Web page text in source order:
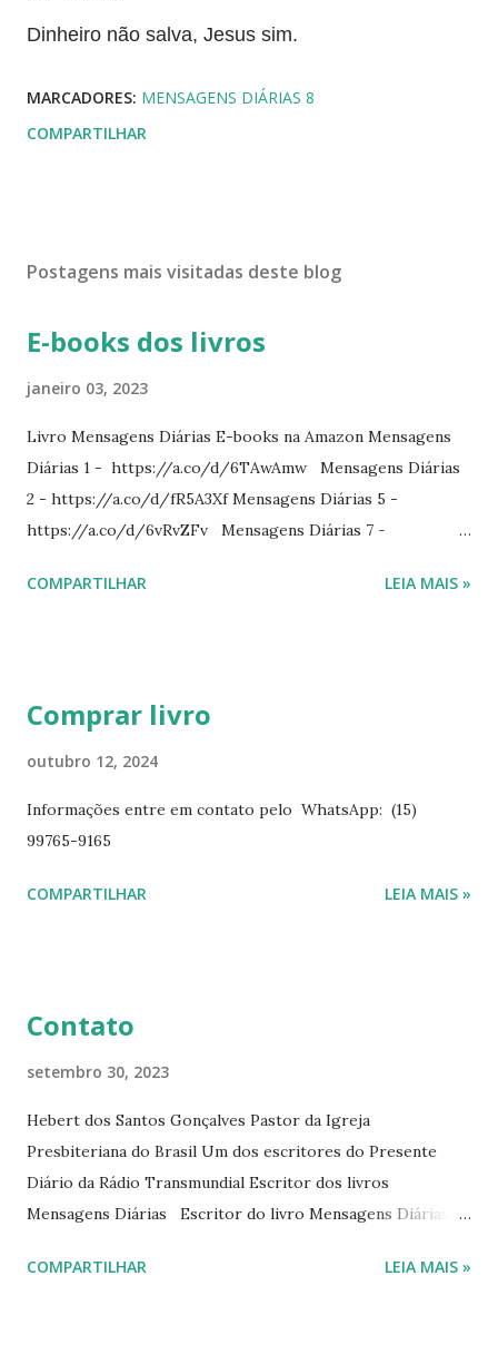
Dinheiro não salva, Jesus sim.
MARCADORES: MENSAGENS DIÁRIAS 8
COMPARTILHAR
Postagens mais visitadas deste blog
E-books dos livros
janeiro 03, 2023
Livro Mensagens Diárias E-books na Amazon Mensagens
Diárias 1 - https://a.co/d/6TAwAmw Mensagens Diárias
2 - https://a.co/d/fR5A3Xf Mensagens Diárias 5 -
https://a.co/d/6vRvZFv Mensagens Diárias 7 -
https://a.co/d/h4iP1oj Mensagens Diárias 10 -
Mensagens Diárias 4 -
mensagens diárias traz uma meditação para cada dia do
ano. Passagens bíblicas, ilustrações, histórias
Diário da Rádio Trans mundial a mais de 15 anos. Escreveu o
COMPARTILHAR LEIA MAIS »
Comprar livro
outubro 12, 2024
Informações entre em contato pelo WhatsApp: (15)
99765-9165
COMPARTILHAR LEIA MAIS »
Contato
setembro 30, 2023
Hebert dos Santos Gonçalves Pastor da Igreja
Presbiteriana do Brasil Um dos escritores do Presente
Diário da Rádio Transmundial Escritor dos livros
Mensagens Diárias Escritor do livro Mensagens Diárias da
livromensagensdiarias@gmail.com Whatsapp: (15) 99765-
COMPARTILHAR LEIA MAIS »